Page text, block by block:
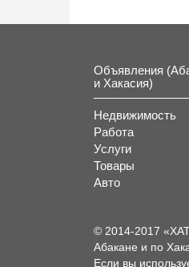
Объявления
и Хакасия)
Недвижимость
Работа
Услуги
Товары
Авто
© 2014-2017
Абакане и по
Если вы